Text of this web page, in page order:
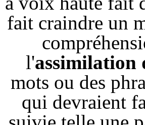
fait craindre un
l'assimilation
mots ou des
qui devraient